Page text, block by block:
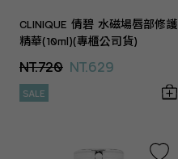
CLINIQUE 倩碧 水磁場唇部修護
精華(10ml)(專櫃公司貨)
NT.720 NT.629
SALE